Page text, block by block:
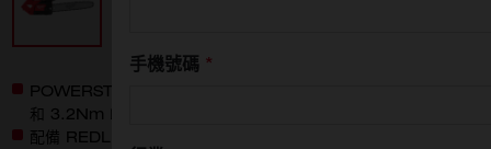
手機號碼 *
POWERSTATE™ 無碳刷馬達，最多可以輸出 2.7HP 峰值馬力
和 3.2Nm 峰值扭力，嚴苛應用場景亦可完成切割
配備 REDLITHIUM™ HIGH OUTPUT 電池，M18 HB8 電池